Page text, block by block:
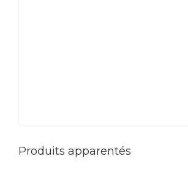
Produits apparentés